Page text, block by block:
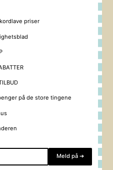
priser
på de store tingene
Meld på ➔